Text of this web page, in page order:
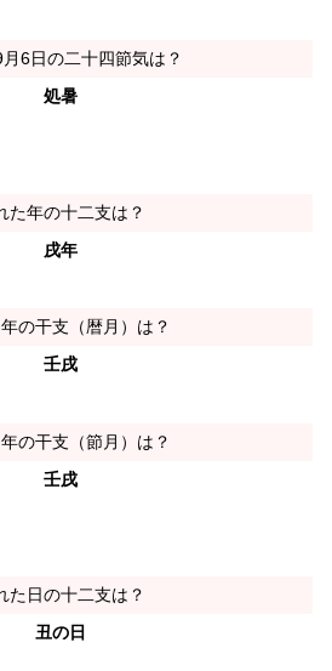
6日の二十四節気は？
処暑
た年の十二支は？
戌年
の干支（暦月）は？
壬戌
の干支（節月）は？
壬戌
た日の十二支は？
丑の日